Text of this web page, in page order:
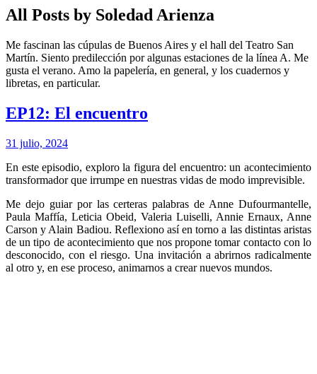
All Posts by Soledad Arienza
Me fascinan las cúpulas de Buenos Aires y el hall del Teatro San
Martín. Siento predilección por algunas estaciones de la línea A. Me
gusta el verano. Amo la papelería, en general, y los cuadernos y
libretas, en particular.
EP12: El encuentro
31 julio, 2024
En este episodio, exploro la figura del encuentro: un acontecimiento
transformador que irrumpe en nuestras vidas de modo imprevisible.
Me dejo guiar por las certeras palabras de Anne Dufourmantelle,
Paula Maffía, Leticia Obeid, Valeria Luiselli, Annie Ernaux, Anne
Carson y Alain Badiou. Reflexiono así en torno a las distintas aristas
de un tipo de acontecimiento que nos propone tomar contacto con lo
desconocido, con el riesgo. Una invitación a abrirnos radicalmente
al otro y, en ese proceso, animarnos a crear nuevos mundos.